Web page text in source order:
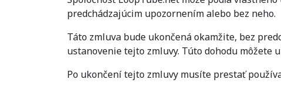
predchádzajúcim upozornením alebo bez neho.
Táto zmluva bude ukončená okamžite, bez
ustanovenie tejto zmluvy. Túto dohodu môžete
Po ukončení tejto zmluvy musíte prestať